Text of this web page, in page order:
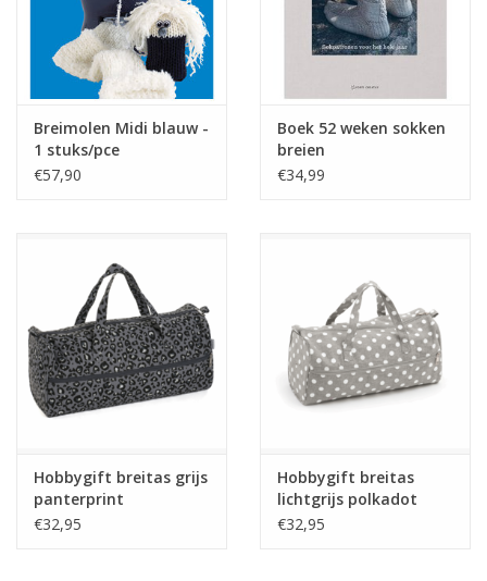
Handwerk
Workshop
Sale / Coupons
Cadeaubonnen
Guy's blog
Loyalty
Breimolen Midi blauw -
1 stuks/pce
€57,90
Boek 52 weken sokken
breien
€34,99
Hobbygift breitas grijs
panterprint
€32,95
Hobbygift breitas
lichtgrijs polkadot
€32,95